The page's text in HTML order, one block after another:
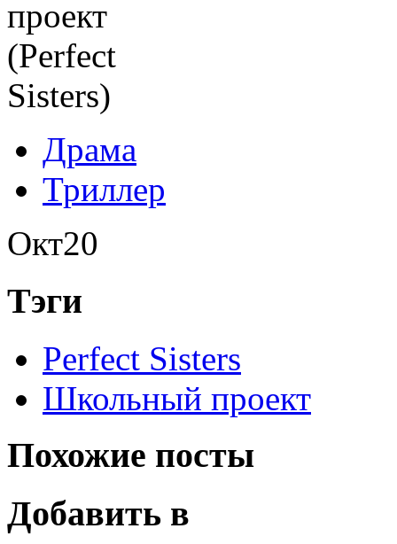
Драма
Триллер
Окт20
Тэги
Perfect Sisters
Школьный проект
Похожие посты
Добавить в